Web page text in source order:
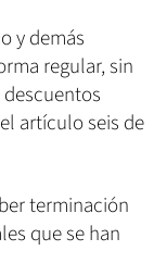
y demás
regular, sin
artículo seis de
terminación
que se han